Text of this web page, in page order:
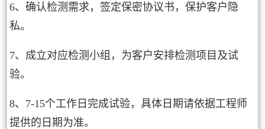
6、确认检测需求，签定保密协议书，保护客户隐
私。
7、成立对应检测小组，为客户安排检测项目及试
验。
8、7-15个工作日完成试验，具体日期请依据工程师
提供的日期为准。